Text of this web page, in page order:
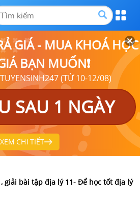
GIÁ - MUA KHOÁ HỌC
BẠN MUỐN❗
(TỪ 10-12/08)
SAU 1 NGÀY
XEM CHI TIẾT
giải bài tập địa lý 11- Để học tốt địa lý